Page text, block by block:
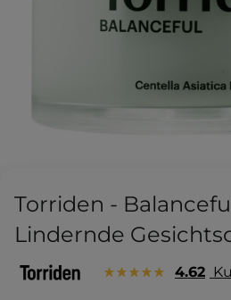
Torriden -
Lindernde
4.62